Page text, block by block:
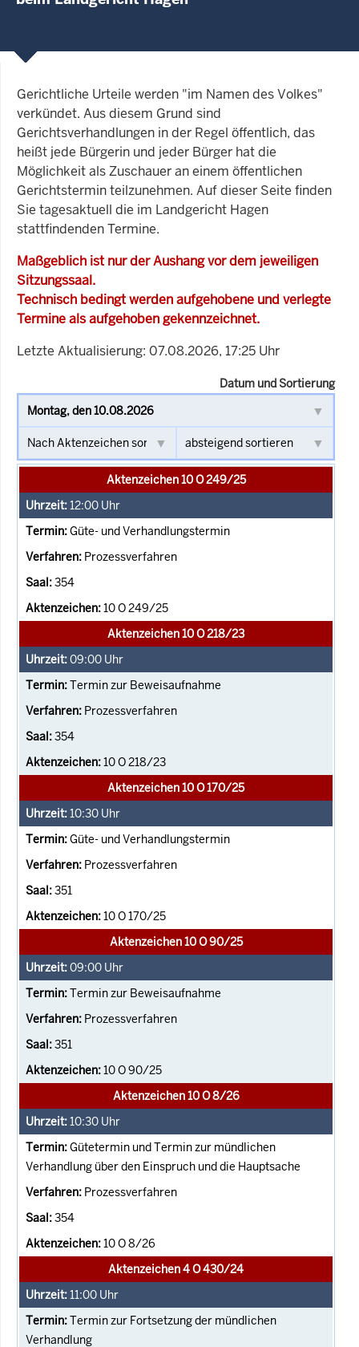
Gerichtliche Urteile werden "im Namen des Volkes"
verkündet. Aus diesem Grund sind
Gerichtsverhandlungen in der Regel öffentlich, das
heißt jede Bürgerin und jeder Bürger hat die
Möglichkeit als Zuschauer an einem öffentlichen
Gerichtstermin teilzunehmen. Auf dieser Seite finden
Sie tagesaktuell die im Landgericht Hagen
stattfindenden Termine.
Maßgeblich ist nur der Aushang vor dem jeweiligen
Sitzungssaal.
Technisch bedingt werden aufgehobene und verlegte
Termine als aufgehoben gekennzeichnet.
Letzte Aktualisierung: 07.08.2026, 17:25 Uhr
Datum und Sortierung
Aktenzeichen 10 O 249/25
12:00 Uhr
Güte- und Verhandlungstermin
Prozessverfahren
354
10 O 249/25
Aktenzeichen 10 O 218/23
09:00 Uhr
Termin zur Beweisaufnahme
Prozessverfahren
354
10 O 218/23
Aktenzeichen 10 O 170/25
10:30 Uhr
Güte- und Verhandlungstermin
Prozessverfahren
351
10 O 170/25
Aktenzeichen 10 O 90/25
09:00 Uhr
Termin zur Beweisaufnahme
Prozessverfahren
351
10 O 90/25
Aktenzeichen 10 O 8/26
10:30 Uhr
Gütetermin und Termin zur mündlichen
Verhandlung über den Einspruch und die Hauptsache
Prozessverfahren
354
10 O 8/26
Aktenzeichen 4 O 430/24
11:00 Uhr
Termin zur Fortsetzung der mündlichen
Verhandlung